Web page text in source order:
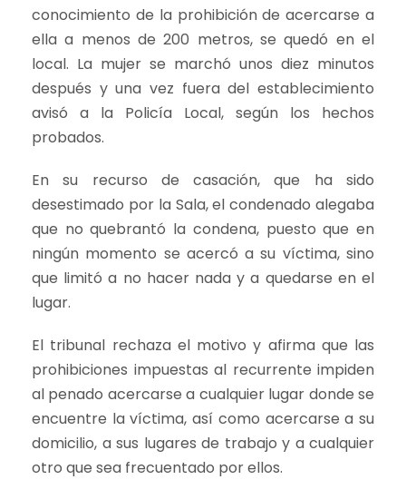
conocimiento de la prohibición de acercarse a
ella a menos de 200 metros, se quedó en el
local. La mujer se marchó unos diez minutos
después y una vez fuera del establecimiento
avisó a la Policía Local, según los hechos
probados.
En su recurso de casación, que ha sido
desestimado por la Sala, el condenado alegaba
que no quebrantó la condena, puesto que en
ningún momento se acercó a su víctima, sino
que limitó a no hacer nada y a quedarse en el
lugar.
El tribunal rechaza el motivo y afirma que las
prohibiciones impuestas al recurrente impiden
al penado acercarse a cualquier lugar donde se
encuentre la víctima, así como acercarse a su
domicilio, a sus lugares de trabajo y a cualquier
otro que sea frecuentado por ellos.